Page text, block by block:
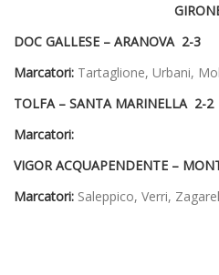
DOC GALLESE – ARANOVA 2-3
Marcatori: Tartaglione, Urbani,
TOLFA – SANTA MARINELLA 2-2
Marcatori:
VIGOR ACQUAPENDENTE –
Marcatori: Saleppico, Verri,